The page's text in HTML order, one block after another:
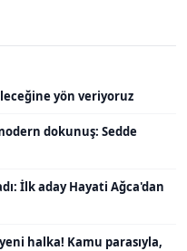
yön veriyoruz
dokunuş: Sedde
İlk aday Hayati Ağca'dan
halka! Kamu parasıyla,